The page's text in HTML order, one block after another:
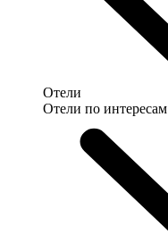
Отели
Отели по интересам